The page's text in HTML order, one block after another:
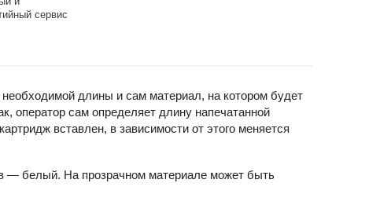
сервис
длины и сам материал, на котором будет
оператор сам определяет длину напечатанной
вставлен, в зависимости от этого меняется
— белый. На прозрачном материале может быть